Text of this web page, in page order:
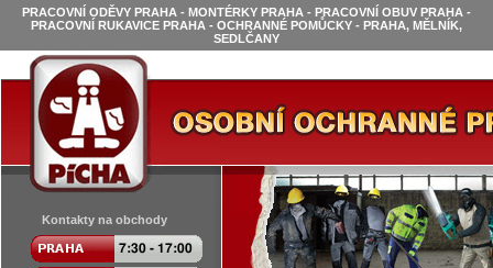
PRACOVNÍ ODĚVY PRAHA - MONTÉRKY PRAHA - PRACOVNÍ OBUV PRAHA -
PRACOVNÍ RUKAVICE PRAHA - OCHRANNÉ POMŮCKY - PRAHA, MĚLNÍK,
SEDLČANY
Kontakty na obchody